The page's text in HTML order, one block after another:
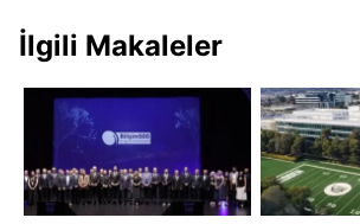
İlgili Makaleler